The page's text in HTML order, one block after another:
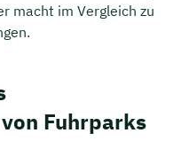
macht im Vergleich zu
Fuhrparks